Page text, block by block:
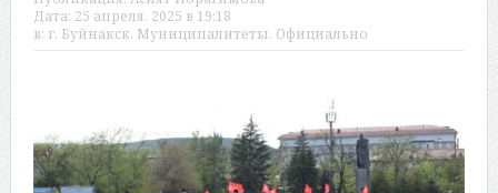
Дата: 25 апреля, 2025 в 19:18
в: г. Буйнакск, Муниципалитеты, Официально